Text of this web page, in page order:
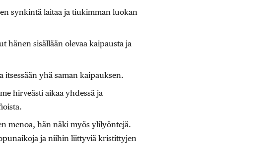
synkintä laitaa ja tiukimman luokan
hänen sisällään olevaa kaipausta ja
yhä saman kaipauksen.
hirveästi aikaa yhdessä ja
menoa, hän näki myös ylilyöntejä.
ja niihin liittyviä kristittyjen